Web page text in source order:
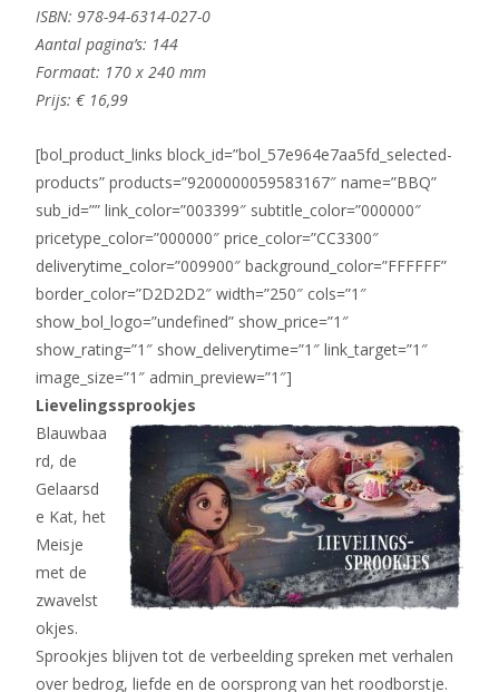
ISBN: 978-94-6314-027-0
Aantal pagina’s: 144
Formaat: 170 x 240 mm
Prijs: € 16,99
[bol_product_links block_id=”bol_57e964e7aa5fd_selected-
products” products=”9200000059583167″ name=”BBQ”
sub_id=”” link_color=”003399″ subtitle_color=”000000″
pricetype_color=”000000″ price_color=”CC3300″
deliverytime_color=”009900″ background_color=”FFFFFF”
border_color=”D2D2D2″ width=”250″ cols=”1″
show_bol_logo=”undefined” show_price=”1″
show_rating=”1″ show_deliverytime=”1″ link_target=”1″
image_size=”1″ admin_preview=”1″]
Lievelingssprookjes
Blauwbaa
rd, de
Gelaarsd
e Kat, het
Meisje
met de
zwavelst
okjes.
Sprookjes blijven tot de verbeelding spreken met verhalen
over bedrog, liefde en de oorsprong van het roodborstje.